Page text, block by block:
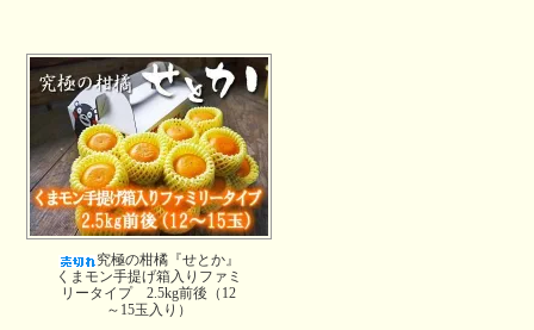
究極の柑橘『せとか』
くまモン手提げ箱入りファミ
リータイプ 2.5kg前後（12
～15玉入り）